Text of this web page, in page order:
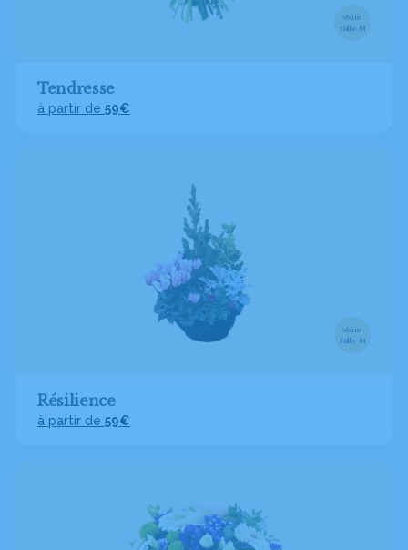
Visuel
taille M
Tendresse
à partir de 59€
Visuel
taille M
Résilience
à partir de 59€